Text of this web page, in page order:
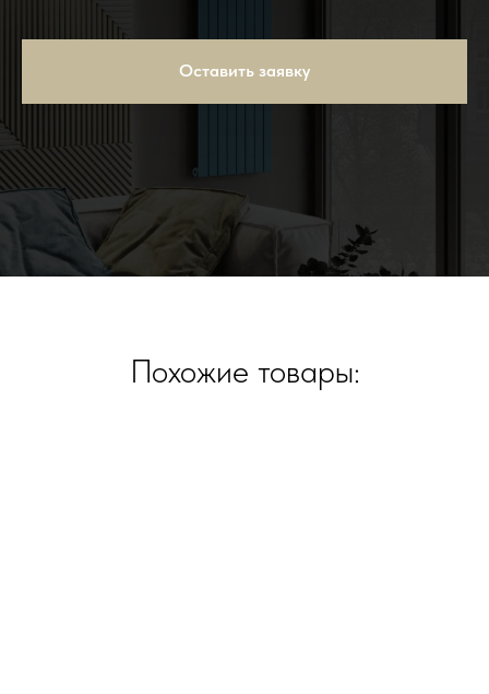
Оставить заявку
Похожие товары: